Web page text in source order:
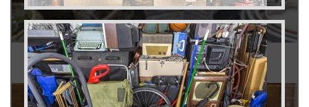
Brocanteur 79